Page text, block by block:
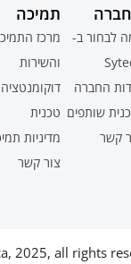
לבחור ב-
החברה
שותפים
קשר
תמיכה
מרכז
והשירות
דוקומנטציה
טכנית
מדיניות
צור קשר
2025, all rights